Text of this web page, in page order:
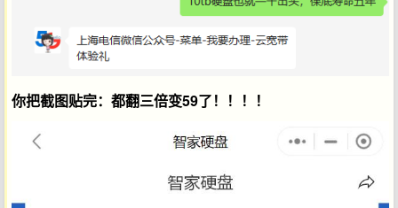
你把截图贴完：都翻三倍变59了！！！！